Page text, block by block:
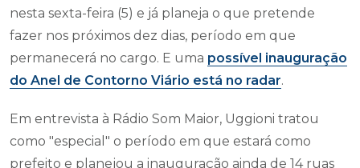
nesta sexta-feira (5) e já planeja o que pretende
fazer nos próximos dez dias, período em que
permanecerá no cargo. E uma possível inauguração
do Anel de Contorno Viário está no radar.
Em entrevista à Rádio Som Maior, Uggioni tratou
como "especial" o período em que estará como
prefeito e planejou a inauguração ainda de 14 ruas